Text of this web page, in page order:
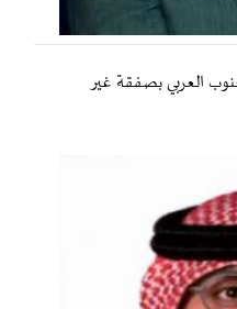
العربي بصفقة غير